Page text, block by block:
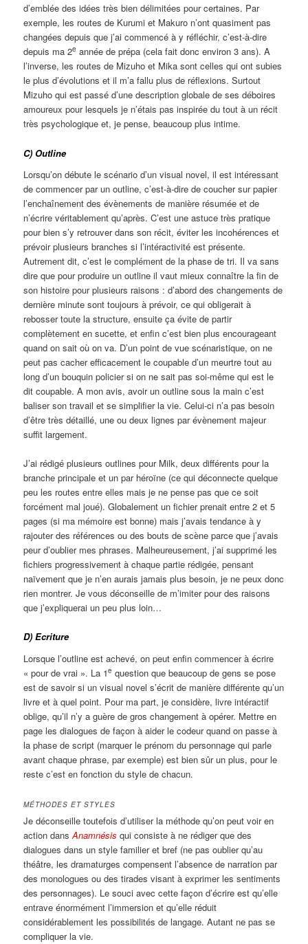
d’emblée des idées très bien délimitées pour certaines. Par
exemple, les routes de Kurumi et Makuro n’ont quasiment pas
changées depuis que j’ai commencé à y réfléchir, c’est-à-dire
depuis ma 2e année de prépa (cela fait donc environ 3 ans). A
l’inverse, les routes de Mizuho et Mika sont celles qui ont subies
le plus d’évolutions et il m’a fallu plus de réflexions. Surtout
Mizuho qui est passé d’une description globale de ses déboires
amoureux pour lesquels je n’étais pas inspirée du tout à un récit
très psychologique et, je pense, beaucoup plus intime.
C) Outline
Lorsqu’on débute le scénario d’un visual novel, il est intéressant
de commencer par un outline, c’est-à-dire de coucher sur papier
l’enchaînement des évènements de manière résumée et de
n’écrire véritablement qu’après. C’est une astuce très pratique
pour bien s’y retrouver dans son récit, éviter les incohérences et
prévoir plusieurs branches si l’intéractivité est présente.
Autrement dit, c’est le complément de la phase de tri. Il va sans
dire que pour produire un outline il vaut mieux connaître la fin de
son histoire pour plusieurs raisons : d’abord des changements de
dernière minute sont toujours à prévoir, ce qui obligerait à
rebosser toute la structure, ensuite ça évite de partir
complètement en sucette, et enfin c’est bien plus encourageant
quand on sait où on va. D’un point de vue scénaristique, on ne
peut pas cacher efficacement le coupable d’un meurtre tout au
long d’un bouquin policier si on ne sait pas soi-même qui est le
dit coupable. A mon avis, avoir un outline sous la main c’est
baliser son travail et se simplifier la vie. Celui-ci n’a pas besoin
d’être très détaillé, une ou deux lignes par évènement majeur
suffit largement.
J’ai rédigé plusieurs outlines pour Milk, deux différents pour la
branche principale et un par héroïne (ce qui déconnecte quelque
peu les routes entre elles mais je ne pense pas que ce soit
forcément mal joué). Globalement un fichier prenait entre 2 et 5
pages (si ma mémoire est bonne) mais j’avais tendance à y
rajouter des références ou des bouts de scène parce que j’avais
peur d’oublier mes phrases. Malheureusement, j’ai supprimé les
fichiers progressivement à chaque partie rédigée, pensant
naïvement que je n’en aurais jamais plus besoin, je ne peux donc
rien montrer. Je vous déconseille de m’imiter pour des raisons
que j’expliquerai un peu plus loin…
D) Ecriture
Lorsque l’outline est achevé, on peut enfin commencer à écrire
« pour de vrai ». La 1e question que beaucoup de gens se pose
est de savoir si un visual novel s’écrit de manière différente qu’un
livre et à quel point. Pour ma part, je considère, livre intéractif
oblige, qu’il n’y a guère de gros changement à opérer. Mettre en
page les dialogues de façon à aider le codeur quand on passe à
la phase de script (marquer le prénom du personnage qui parle
avant chaque phrase, par exemple) est bien sûr un plus, pour le
reste c’est en fonction du style de chacun.
MÉTHODES ET STYLES
Je déconseille toutefois d’utiliser la méthode qu’on peut voir en
action dansAnamnésis qui consiste à ne rédiger que des
dialogues dans un style familier et bref (ne pas oublier qu’au
théâtre, les dramaturges compensent l’absence de narration par
des monologues ou des tirades visant à exprimer les sentiments
des personnages). Le souci avec cette façon d’écrire est qu’elle
entrave énormément l’immersion et qu’elle réduit
considérablement les possibilités de langage. Autant ne pas se
compliquer la vie.